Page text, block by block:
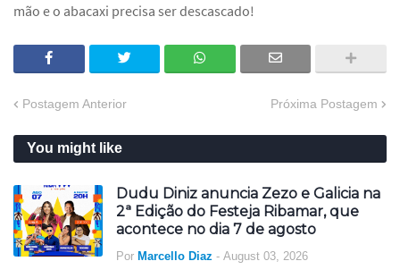
mão e o abacaxi precisa ser descascado!
Postagem Anterior Próxima Postagem
You might like
Dudu Diniz anuncia Zezo e Galicia na
2ª Edição do Festeja Ribamar, que
acontece no dia 7 de agosto
Por Marcello Diaz - August 03, 2026